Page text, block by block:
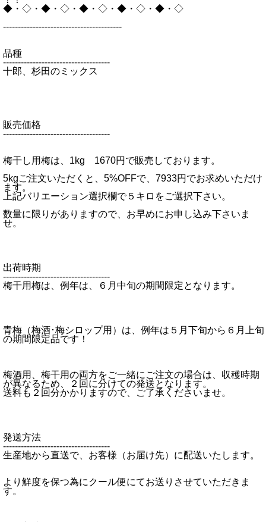
◆・◇・◆・◇・◆・◇・◆・◇・◆・◇
----------------------------------------
品種
------------------------------------
十郎、杉田のミックス
販売価格
------------------------------------
梅干し用梅は、1kg 1670円で販売しております。
5kgご注文いただくと、5%OFFで、7933円でお求めいただけ
ます。
上記バリエーション選択欄で５キロをご選択下さい。
数量に限りがありますので、お早めにお申し込み下さいま
せ。
出荷時期
------------------------------------
梅干用梅は、例年は、６月中旬の期間限定となります。
青梅（梅酒･梅シロップ用）は、例年は５月下旬から６月上旬
の期間限定品です！
梅酒用、梅干用の両方をご一緒にご注文の場合は、収穫時期
が異なるため、２回に分けての発送となります。
送料も２回分かかりますので、ご了承くださいませ。
発送方法
------------------------------------
生産地から直送で、お客様（お届け先）に配送いたします。
より鮮度を保つ為にクール便にてお送りさせていただきま
す。